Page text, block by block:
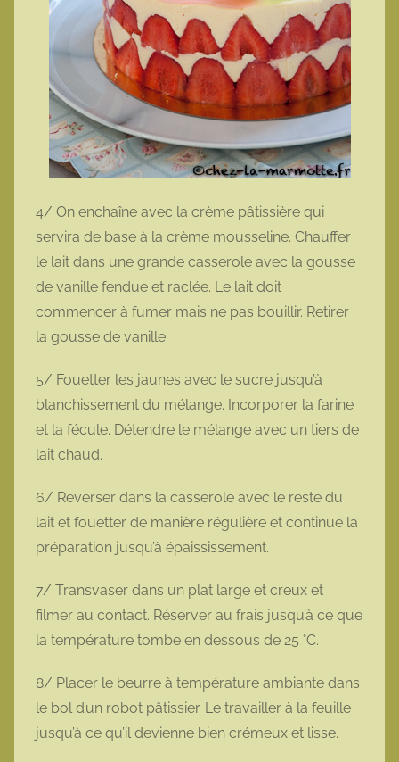
4/ On enchaîne avec la crème pâtissière qui
servira de base à la crème mousseline. Chauffer
le lait dans une grande casserole avec la gousse
de vanille fendue et raclée. Le lait doit
commencer à fumer mais ne pas bouillir. Retirer
la gousse de vanille.
5/ Fouetter les jaunes avec le sucre jusqu’à
blanchissement du mélange. Incorporer la farine
et la fécule. Détendre le mélange avec un tiers de
lait chaud.
6/ Reverser dans la casserole avec le reste du
lait et fouetter de manière régulière et continue la
préparation jusqu’à épaississement.
7/ Transvaser dans un plat large et creux et
filmer au contact. Réserver au frais jusqu’à ce que
la température tombe en dessous de 25 °C.
8/ Placer le beurre à température ambiante dans
le bol d’un robot pâtissier. Le travailler à la feuille
jusqu’à ce qu’il devienne bien crémeux et lisse.